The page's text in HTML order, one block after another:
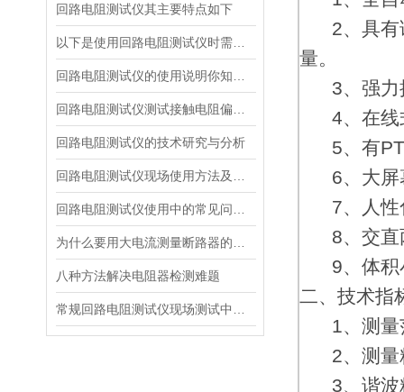
回路电阻测试仪其主要特点如下
回路电阻测试仪的技术研究与分析
八种方法解决电阻器检测难题
2、具有
量。
3、强力
4、在线
5、有PT
6、大屏
7、人性
8、交直
9、体积
二、技术指
1、测量
2、测量
3、谐波